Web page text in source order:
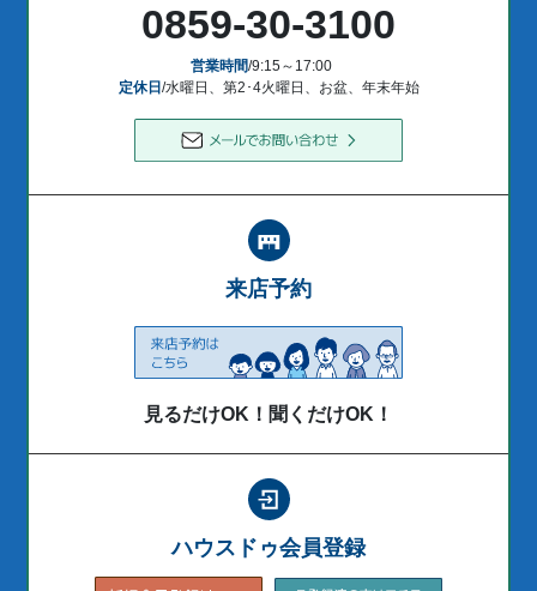
0859-30-3100
営業時間/9:15～17:00
定休日 /水曜日、第2･4火曜日、お盆、年末年始
来店予約
見るだけOK！聞くだけOK！
ハウスドゥ会員登録